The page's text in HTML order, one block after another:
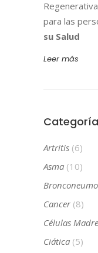
para las
su Salud
Leer más
Artritis (6)
Asma (10)
Cancer(8)
Células Madre
Ciática (5)